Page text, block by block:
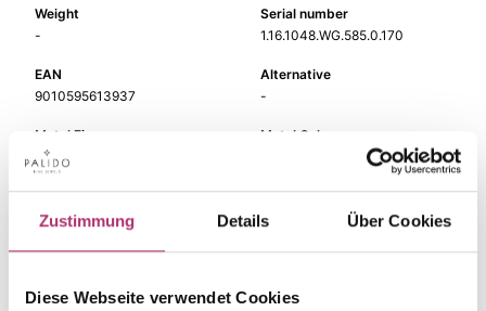
Zustimmung Details Über Cookies
Diese Webseite verwendet Cookies
Weight
-
Serial number
1.16.1048.WG.585.0.170
EAN
9010595613937
Alternative
-
Metal Fineness
585
Metal Color
Length
17 cm
Gem Color
-
Gem Type
Gem